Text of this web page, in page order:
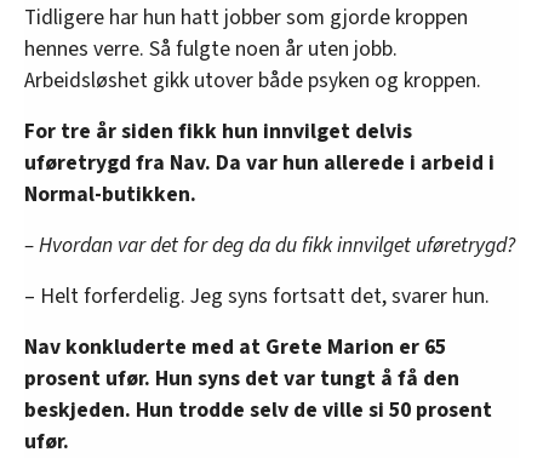
Tidligere har hun hatt jobber som gjorde kroppen
hennes verre. Så fulgte noen år uten jobb.
Arbeidsløshet gikk utover både psyken og kroppen.
For tre år siden fikk hun innvilget delvis
uføretrygd fra Nav. Da var hun allerede i arbeid i
Normal-butikken.
– Hvordan var det for deg da du fikk innvilget uføretrygd?
– Helt forferdelig. Jeg syns fortsatt det, svarer hun.
Nav konkluderte med at Grete Marion er 65
prosent ufør. Hun syns det var tungt å få den
beskjeden. Hun trodde selv de ville si 50 prosent
ufør.